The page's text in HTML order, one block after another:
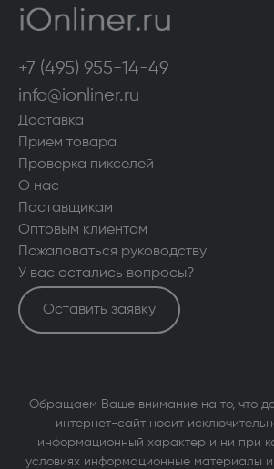
+7 (495) 955-14-49
info@ionliner.ru
Доставка
Прием товара
Проверка пикселей
О нас
Поставщикам
Оптовым клиентам
Пожаловаться руководству
У вас остались вопросы?
Оставить заявку
Обращаем Ваше внимание на то, что
интернет-сайт носит
информационный характер и ни при
условиях информационные материалы